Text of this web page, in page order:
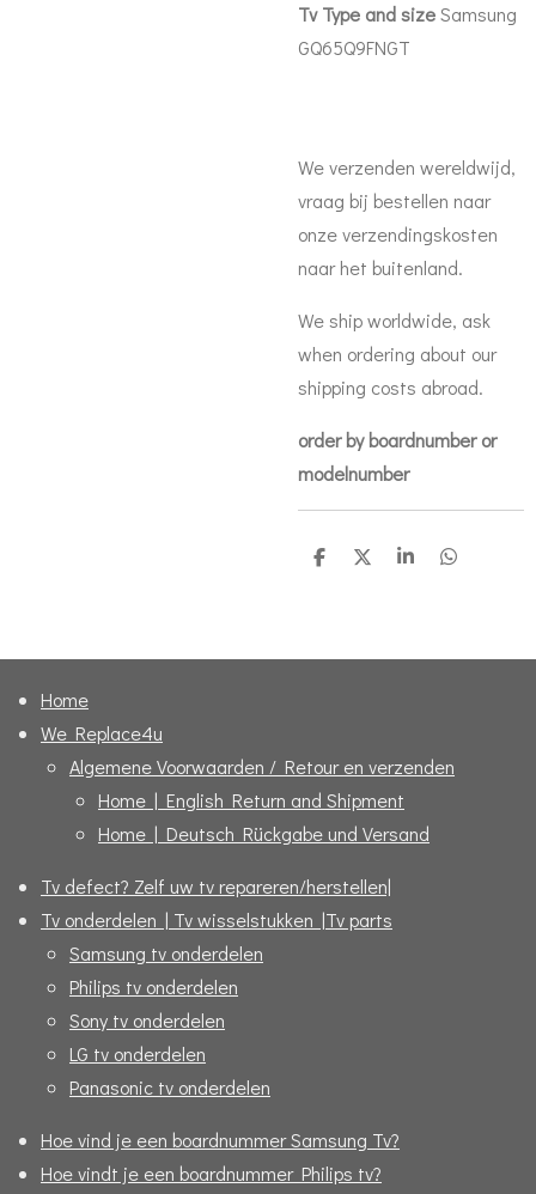
Tv Type and sizeSamsung
GQ65Q9FNGT
We verzenden wereldwijd,
vraag bij bestellen naar
onze verzendingskosten
naar het buitenland.
We ship worldwide, ask
when ordering about our
shipping costs abroad.
order by boardnumber or
modelnumber
D
D
S
D
Home
We Replace4u
Algemene Voorwaarden / Retour en verzenden
Home | English Return and Shipment
Home | Deutsch Rückgabe und Versand
Tv defect? Zelf uw tv repareren/herstellen|
Tv onderdelen | Tv wisselstukken |Tv parts
Samsung tv onderdelen
Philips tv onderdelen
Sony tv onderdelen
LG tv onderdelen
Panasonic tv onderdelen
Hoe vind je een boardnummer Samsung Tv?
Hoe vindt je een boardnummer Philips tv?